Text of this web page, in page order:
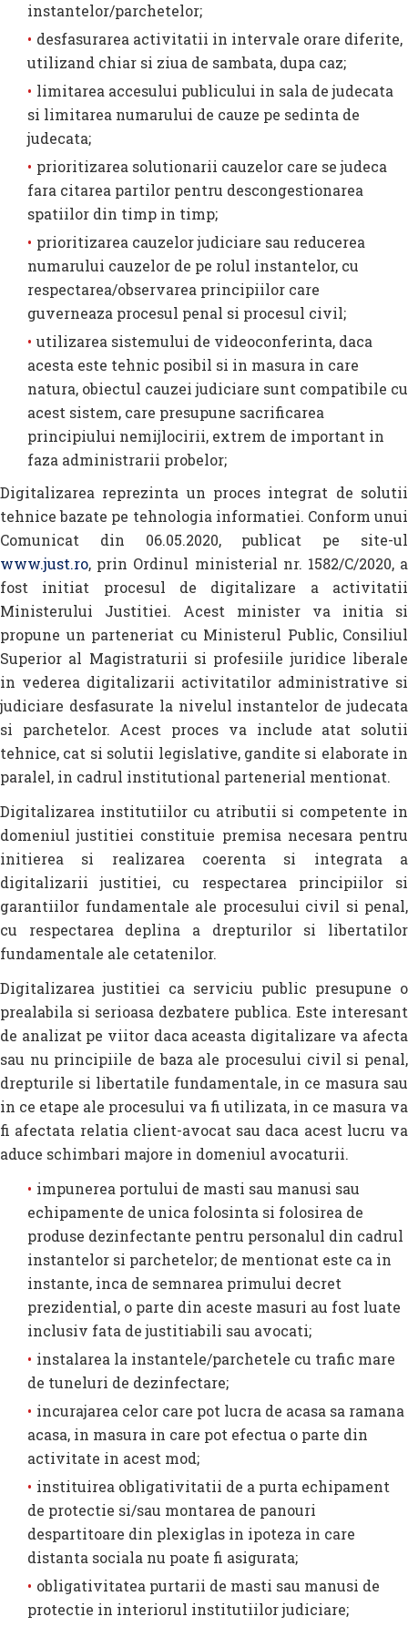
instantelor/parchetelor;
desfasurarea activitatii in intervale orare diferite,
utilizand chiar si ziua de sambata, dupa caz;
limitarea accesului publicului in sala de judecata
si limitarea numarului de cauze pe sedinta de
judecata;
prioritizarea solutionarii cauzelor care se judeca
fara citarea partilor pentru descongestionarea
spatiilor din timp in timp;
prioritizarea cauzelor judiciare sau reducerea
numarului cauzelor de pe rolul instantelor, cu
respectarea/observarea principiilor care
guverneaza procesul penal si procesul civil;
utilizarea sistemului de videoconferinta, daca
acesta este tehnic posibil si in masura in care
natura, obiectul cauzei judiciare sunt compatibile cu
acest sistem, care presupune sacrificarea
principiului nemijlocirii, extrem de important in
faza administrarii probelor;
Digitalizarea reprezinta un proces integrat de solutii
tehnice bazate pe tehnologia informatiei. Conform unui
Comunicat din 06.05.2020, publicat pe site-ul
www.just.ro, prin Ordinul ministerial nr. 1582/C/2020, a
fost initiat procesul de digitalizare a activitatii
Ministerului Justitiei. Acest minister va initia si
propune un parteneriat cu Ministerul Public, Consiliul
Superior al Magistraturii si profesiile juridice liberale
in vederea digitalizarii activitatilor administrative si
judiciare desfasurate la nivelul instantelor de judecata
si parchetelor. Acest proces va include atat solutii
tehnice, cat si solutii legislative, gandite si elaborate in
paralel, in cadrul institutional partenerial mentionat.
Digitalizarea institutiilor cu atributii si competente in
domeniul justitiei constituie premisa necesara pentru
initierea si realizarea coerenta si integrata a
digitalizarii justitiei, cu respectarea principiilor si
garantiilor fundamentale ale procesului civil si penal,
cu respectarea deplina a drepturilor si libertatilor
fundamentale ale cetatenilor.
Digitalizarea justitiei ca serviciu public presupune o
prealabila si serioasa dezbatere publica. Este interesant
de analizat pe viitor daca aceasta digitalizare va afecta
sau nu principiile de baza ale procesului civil si penal,
drepturile si libertatile fundamentale, in ce masura sau
in ce etape ale procesului va fi utilizata, in ce masura va
fi afectata relatia client-avocat sau daca acest lucru va
aduce schimbari majore in domeniul avocaturii.
impunerea portului de masti sau manusi sau
echipamente de unica folosinta si folosirea de
produse dezinfectante pentru personalul din cadrul
instantelor si parchetelor; de mentionat este ca in
instante, inca de semnarea primului decret
prezidential, o parte din aceste masuri au fost luate
inclusiv fata de justitiabili sau avocati;
instalarea la instantele/parchetele cu trafic mare
de tuneluri de dezinfectare;
incurajarea celor care pot lucra de acasa sa ramana
acasa, in masura in care pot efectua o parte din
activitate in acest mod;
instituirea obligativitatii de a purta echipament
de protectie si/sau montarea de panouri
despartitoare din plexiglas in ipoteza in care
distanta sociala nu poate fi asigurata;
obligativitatea purtarii de masti sau manusi de
protectie in interiorul institutiilor judiciare;